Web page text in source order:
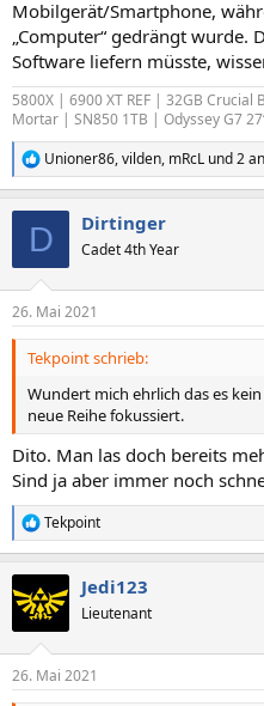
Mobilgerät/Smartphone,
„Computer“ gedrängt wurde.
Software liefern müsste,
5800X | 6900 XT REF | 32GB
Mortar | SN850 1TB | Odyssey G7
R
e
e
n
Unioner86,vilden, mRcL und 2
D Dirtinger
Cadet 4th Year
26. Mai 2021
Tekpoint schrieb:
Wundert mich ehrlich das es
neue Reihe fokussiert.
Dito. Man las doch bereits
Sind ja aber immer noch
R
e
k
t
e
Tekpoint
Jedi123
Lieutenant
26. Mai 2021